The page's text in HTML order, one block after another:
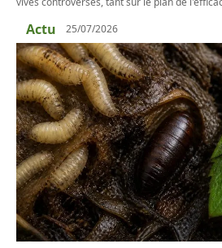
Actu 25/07/2026